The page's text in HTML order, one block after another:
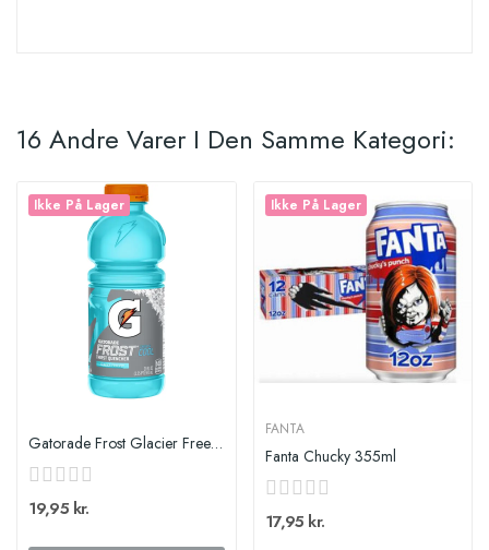
16 Andre Varer I Den Samme Kategori:
Ikke På Lager
Gatorade Frost Glacier Freeze
19,95 kr.
Ikke På Lager
FANTA
Fanta Chucky 355ml
17,95 kr.